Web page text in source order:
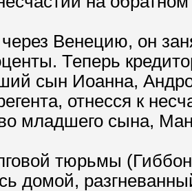
Венецию, он
Теперь
сын Иоанна,
отнесся к
младшего сына,
тюрьмы
домой,